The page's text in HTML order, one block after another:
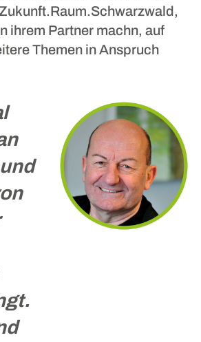
ihrem Partner machn, auf
Themen in Anspruch